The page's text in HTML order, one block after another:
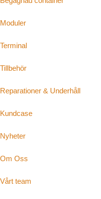
Moduler
Terminal
Tillbehör
Reparationer & Underhåll
Kundcase
Nyheter
Om Oss
Vårt team